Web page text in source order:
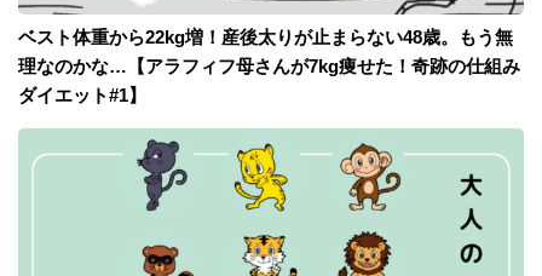
ベスト体重から22kg増！産後太りが止まらない48歳。もう無
理なのかな…【アラフィフ母さんが7kg痩せた！奇跡の仕組み
ダイエット#1】